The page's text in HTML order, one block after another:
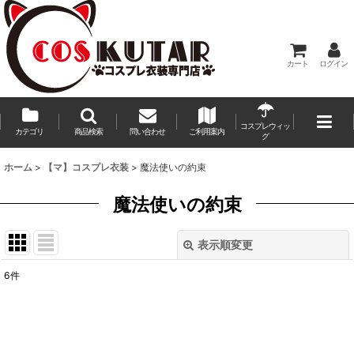
カート ログイン
カテゴリ 商品検索 問い合わせ ご利用案内
コスプレウィッ
グ
ホーム > 【マ】コスプレ衣装 > 魔法使いの約束
魔法使いの約束
表示順変更
6件